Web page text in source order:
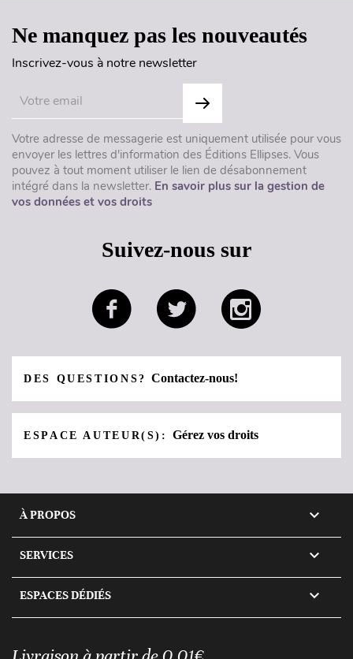
Ne manquez pas les nouveautés
Inscrivez-vous à notre newsletter
Votre adresse de messagerie est uniquement utilisée pour vous
envoyer les lettres d'information des Éditions Ellipses. Vous
pouvez à tout moment utiliser le lien de désabonnement
intégré dans la newsletter. En savoir plus sur la gestion de
vos données et vos droits
Suivez-nous sur
DES QUESTIONS?Contactez-nous!
ESPACE AUTEUR(S):Gérez vos droits
À PROPOS 
SERVICES 
ESPACES DÉDIÉS 